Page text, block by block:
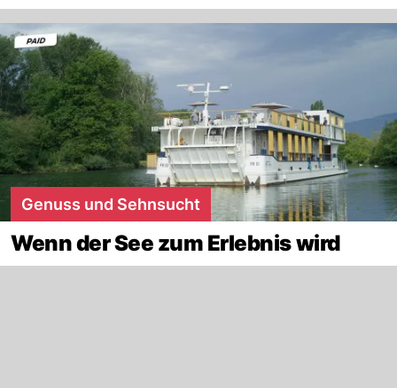
Genuss und Sehnsucht
Wenn der See zum Erlebnis wird